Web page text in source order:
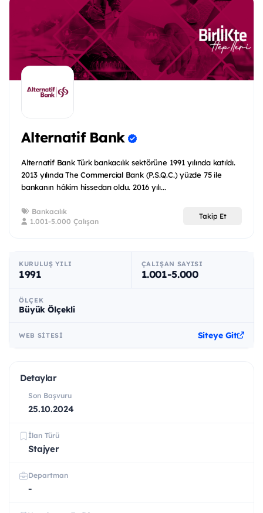
Alternatif Bank
Alternatif Bank Türk bankacılık sektörüne 1991 yılında katıldı.
2013 yılında The Commercial Bank (P.S.Q.C.) yüzde 75 ile
bankanın hâkim hissedarı oldu. 2016 yılı...
Bankacılık
1.001-5.000 Çalışan
Takip Et
KURULUŞ YILI
1991
ÇALIŞAN SAYISI
1.001-5.000
ÖLÇEK
Büyük Ölçekli
WEB SITESI Siteye Git
Detaylar
Son Başvuru
25.10.2024
İlan Türü
Stajyer
Departman
-